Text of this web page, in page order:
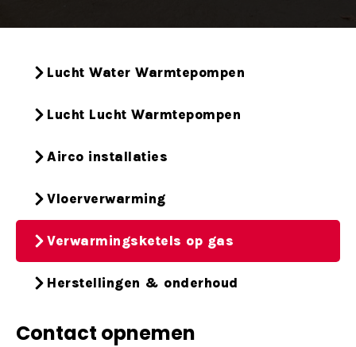
Lucht Water Warmtepompen
Lucht Lucht Warmtepompen
Airco installaties
Vloerverwarming
Verwarmingsketels op gas
Herstellingen & onderhoud
Contact opnemen